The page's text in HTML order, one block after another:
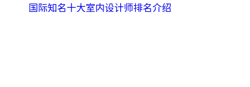
国际知名十大室内设计师排名介绍